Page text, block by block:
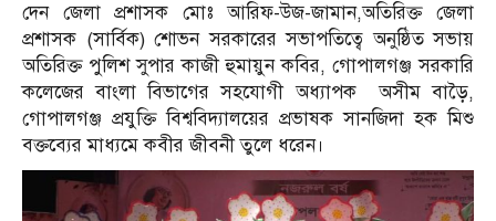
দেন জেলা প্রশাসক মোঃ আরিফ-উজ-জামান,অতিরিক্ত জেলা
প্রশাসক (সার্বিক) শোভন সরকারের সভাপতিত্বে অনুষ্ঠিত সভায়
অতিরিক্ত পুলিশ সুপার কাজী হুমায়ুন কবির, গোপালগঞ্জ সরকারি
কলেজের বাংলা বিভাগের সহযোগী অধ্যাপক অসীম বাড়ৈ,
গোপালগঞ্জ প্রযুক্তি বিশ্ববিদ্যালয়ের প্রভাষক সানজিদা হক মিশু
বক্তব্যের মাধ্যমে কবীর জীবনী তুলে ধরেন।